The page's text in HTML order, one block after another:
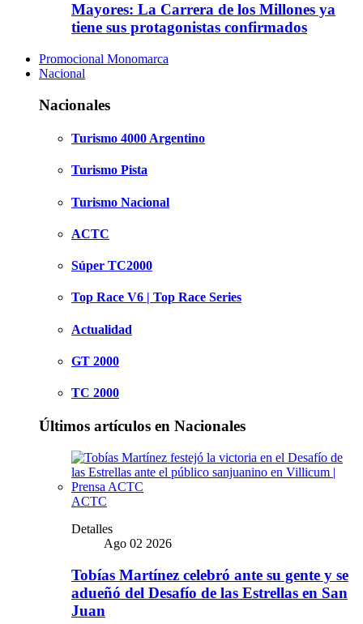
Mayores: La Carrera de los Millones ya
tiene sus protagonistas confirmados
Promocional Monomarca
Nacional
Nacionales
Turismo 4000 Argentino
Turismo Pista
Turismo Nacional
ACTC
Súper TC2000
Top Race V6 | Top Race Series
Actualidad
GT 2000
TC 2000
Últimos artículos en Nacionales
ACTC
Detalles
Ago 02 2026
Tobías Martínez celebró ante su gente y se
adueñó del Desafío de las Estrellas en San
Juan